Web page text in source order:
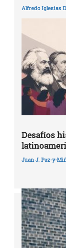
Alfredo Iglesias
Desafíos
Juan J. Paz-y-